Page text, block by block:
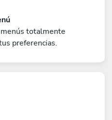
totalmente
preferencias.